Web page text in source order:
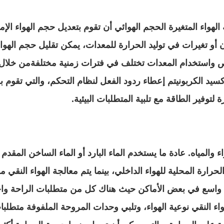
المتغيرة الحجم الهوائي أن تقوم بتعديل حجم الهواء
تغيرات في توليد الحرارة للمعدات، يمكن تقليل حجم
واستخدام المعدات تختلف في فترات زمنية مختلفةمن خلال
الكربونيتم إعطاء ردود الفعل لنظام التحكم، والتي
الطاقة مع تلبية المتطلبات البيئية.
والمياه. عادة ما يستخدم الماء البارد أو الماء الساخن
المحلية للهواء الداخلي، بينما يتم معالجة الهواء
في بعض الأماكن حيث هناك كل من متطلبات الراحة
النقي نوعية الهواء، وتلبي وحدات المروحة الملفوفة